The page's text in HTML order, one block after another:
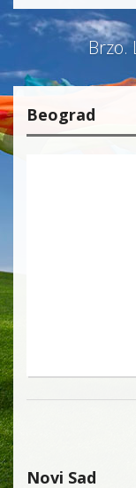
Brzo.
Beograd
Novi Sad